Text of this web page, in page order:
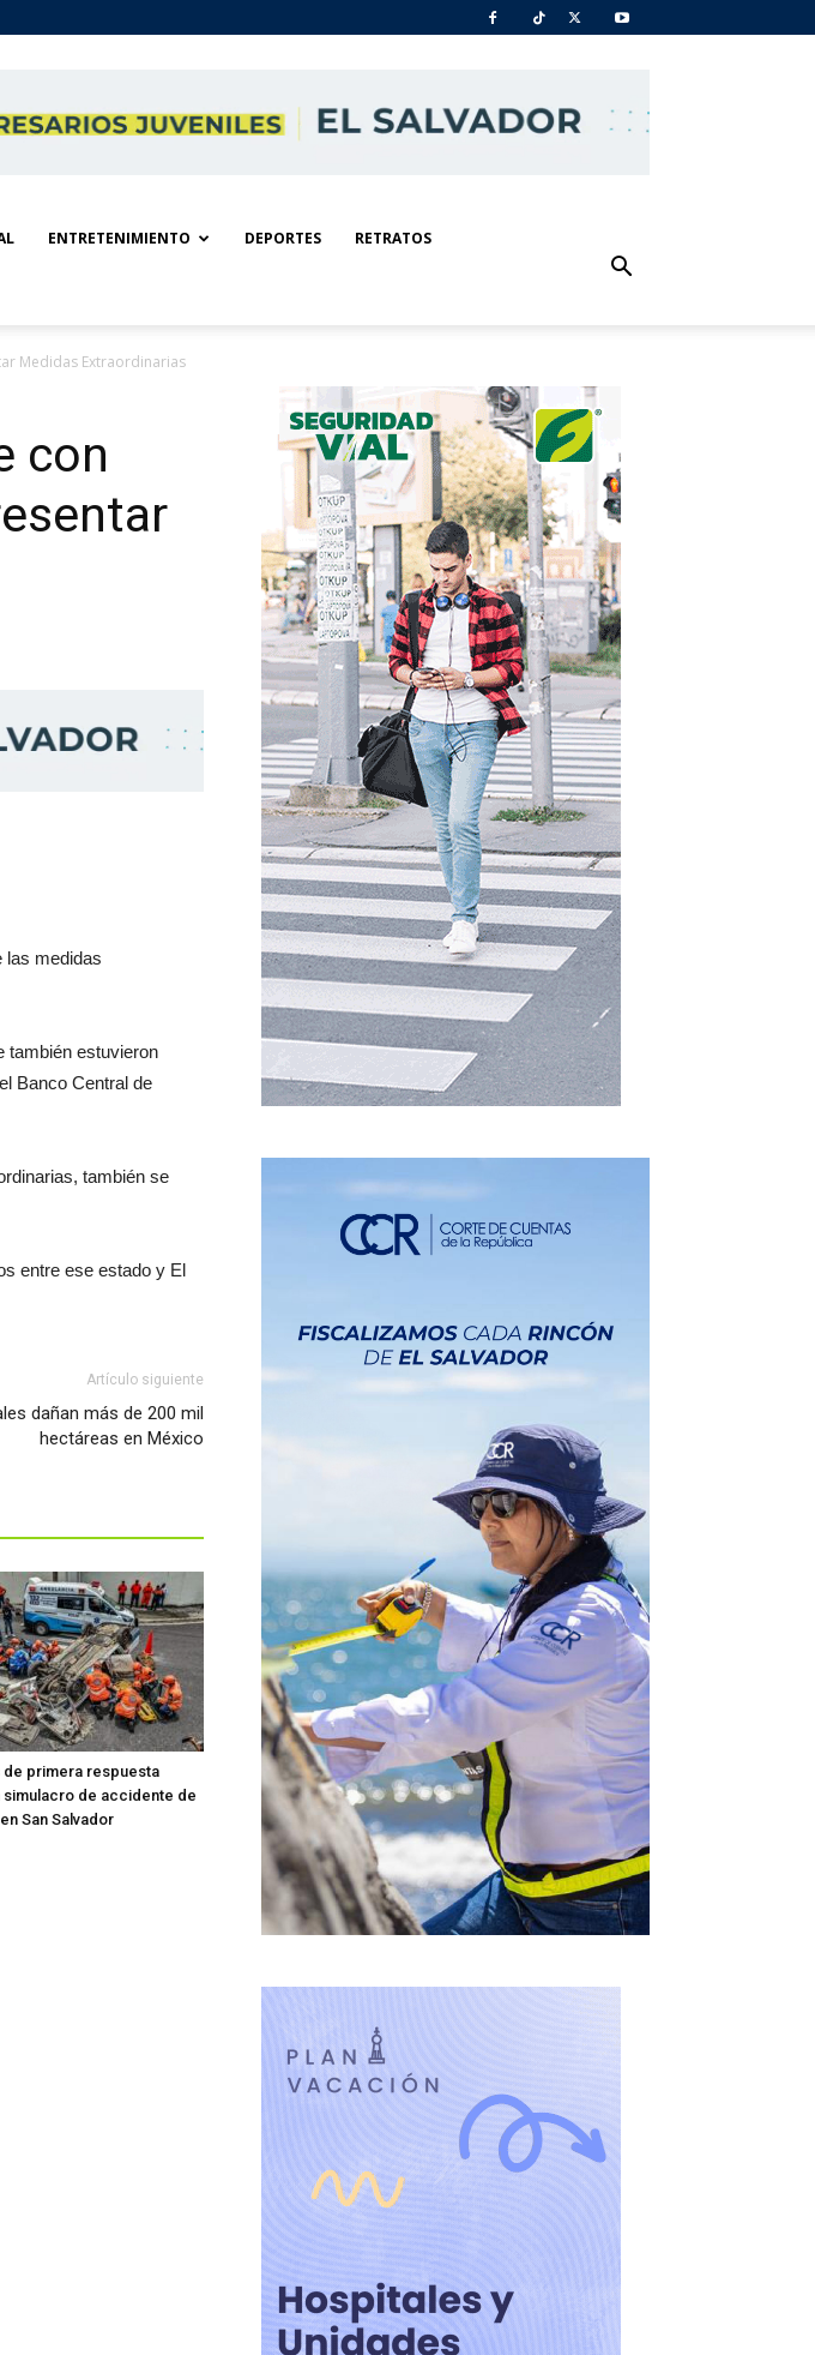
ENTRETENIMIENTO DEPORTES RETRATOS
Medidas Extraordinarias
con
las medidas
también estuvieron
Banco Central de
también se
entre ese estado y El
Artículo siguiente
dañan más de 200 mil
hectáreas en México
de primera respuesta
simulacro de accidente de
San Salvador